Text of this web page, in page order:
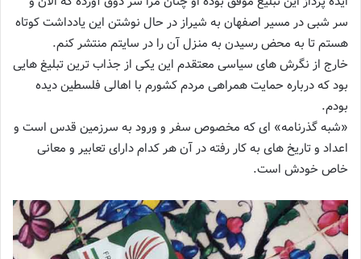
سر شبی در مسیر اصفهان به شیراز در حال نوشتن این یادداشت کوتاه
هستم تا به محض رسیدن به منزل آن را در سایتم منتشر کنم.
خارج از نگرش های سیاسی معتقدم این یکی از جذاب ترین تبلیغ هایی
بود که درباره حمایت همراهی مردم کشورم با اهالی فلسطین دیده
بودم.
«شبه گذرنامه» ای که مخصوص سفر و ورود به سرزمین قدس است و
اعداد و تاریخ های به کار رفته در آن هر کدام دارای تعابیر و معانی
خاص خودش است.